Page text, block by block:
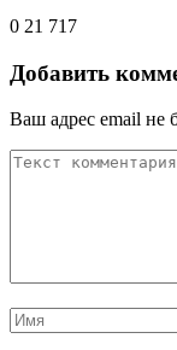
0 21 717
Добавить
Ваш адрес email не